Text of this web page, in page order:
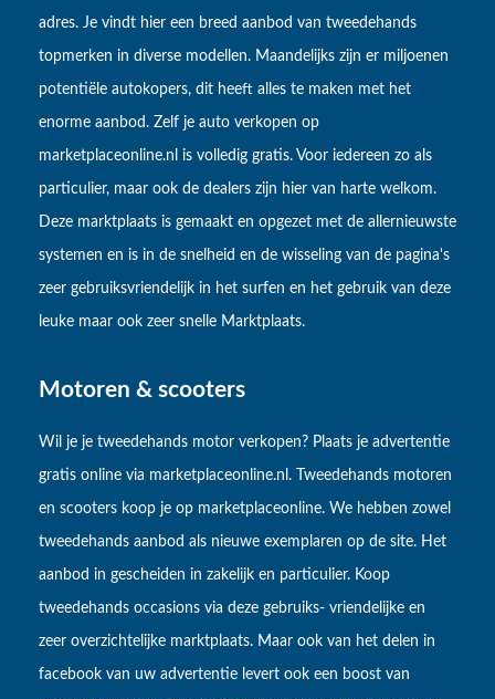
adres. Je vindt hier een breed aanbod van tweedehands
topmerken in diverse modellen. Maandelijks zijn er miljoenen
potentiële autokopers, dit heeft alles te maken met het
enorme aanbod. Zelf je auto verkopen op
marketplaceonline.nl is volledig gratis. Voor iedereen zo als
particulier, maar ook de dealers zijn hier van harte welkom.
Deze marktplaats is gemaakt en opgezet met de allernieuwste
systemen en is in de snelheid en de wisseling van de pagina's
zeer gebruiksvriendelijk in het surfen en het gebruik van deze
leuke maar ook zeer snelle Marktplaats.
Motoren & scooters
Wil je je tweedehands motor verkopen? Plaats je advertentie
gratis online via marketplaceonline.nl. Tweedehands motoren
en scooters koop je op marketplaceonline. We hebben zowel
tweedehands aanbod als nieuwe exemplaren op de site. Het
aanbod in gescheiden in zakelijk en particulier. Koop
tweedehands occasions via deze gebruiks- vriendelijke en
zeer overzichtelijke marktplaats. Maar ook van het delen in
facebook van uw advertentie levert ook een boost van